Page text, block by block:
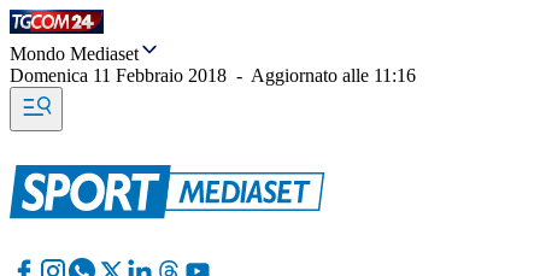
Mondo Mediaset
Domenica 11 Febbraio 2018 - Aggiornato alle 11:16